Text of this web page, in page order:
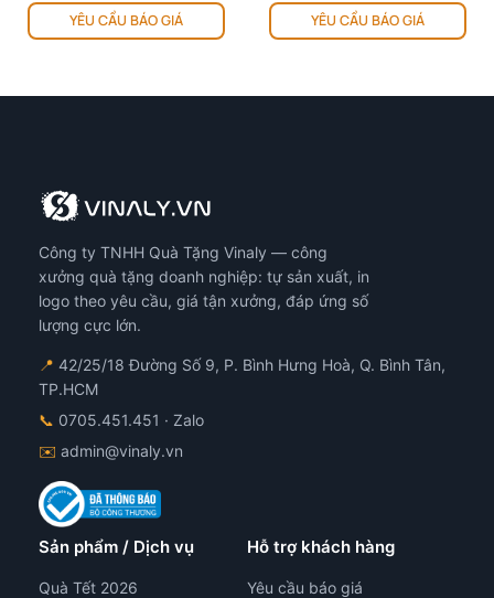
YÊU CẦU BÁO GIÁ YÊU CẦU BÁO GIÁ
Công ty TNHH Quà Tặng Vinaly — công
xưởng quà tặng doanh nghiệp: tự sản xuất, in
logo theo yêu cầu, giá tận xưởng, đáp ứng số
lượng cực lớn.
📍 42/25/18 Đường Số 9, P. Bình Hưng Hoà, Q. Bình Tân,
TP.HCM
📞 0705.451.451 · Zalo
✉️ admin@vinaly.vn
Sản phẩm / Dịch vụ
Quà Tết 2026
Hỗ trợ khách hàng
Yêu cầu báo giá